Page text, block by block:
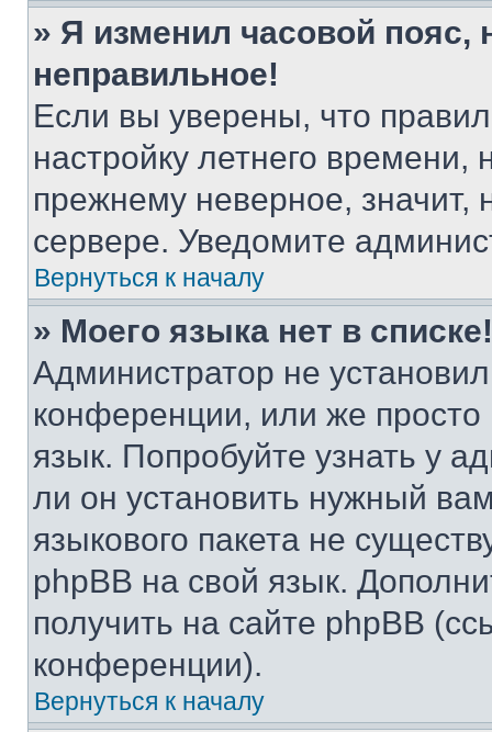
» Я изменил часовой пояс,
неправильное!
Если вы уверены, что
настройку летнего
прежнему неверное, значит,
сервере. Уведомите
Вернуться к началу
» Моего языка нет в списке!
Администратор не
конференции, или же
язык. Попробуйте узнать у
ли он установить нужный
языкового пакета не
phpBB на свой язык.
получить на сайте phpBB
конференции).
Вернуться к началу